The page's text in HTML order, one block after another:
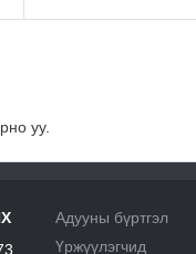
уу.
Адууны бүртгэл
Үржүүлэгчид